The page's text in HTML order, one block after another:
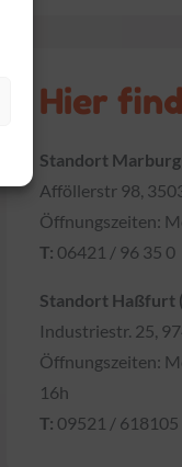
Hier
Standort Marburg
Afföllerstr 98,
Öffnungszeiten:
T: 06421 / 96 35 0
Standort Haßfurt
Industriestr. 25,
Öffnungszeiten:
16h
T: 09521 / 618105